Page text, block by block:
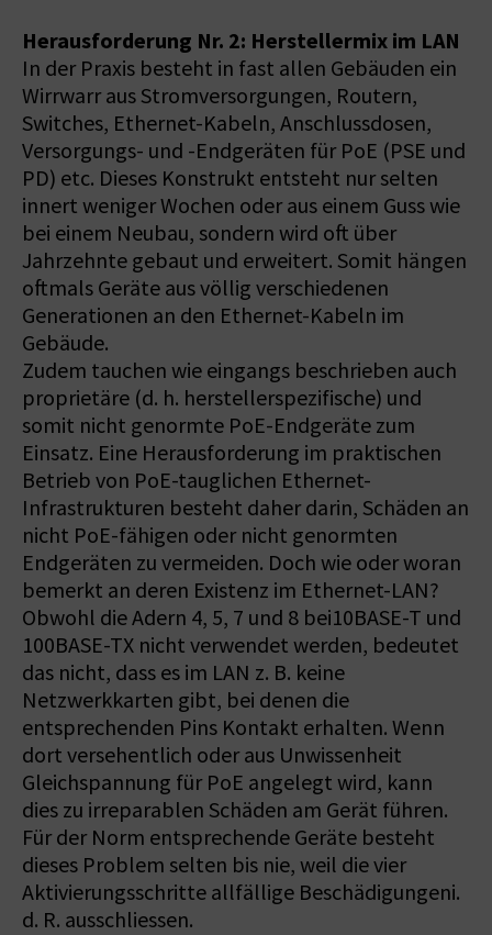
Herausforderung Nr. 2: Herstellermix im LAN
In der Praxis besteht in fast allen Gebäuden ein
Wirrwarr aus Stromversorgungen, Routern,
Switches, Ethernet-Kabeln, Anschlussdosen,
Versorgungs- und -Endgeräten für PoE (PSE und
PD) etc. Dieses Konstrukt entsteht nur selten
innert weniger Wochen oder aus einem Guss wie
bei einem Neubau, sondern wird oft über
Jahrzehnte gebaut und erweitert. Somit hängen
oftmals Geräte aus völlig verschiedenen
Generationen an den Ethernet-Kabeln im
Gebäude.
Zudem tauchen wie eingangs beschrieben auch
proprietäre (d. h. herstellerspezifische) und
somit nicht genormte PoE-Endgeräte zum
Einsatz. Eine Herausforderung im praktischen
Betrieb von PoE-tauglichen Ethernet-
Infrastrukturen besteht daher darin, Schäden an
nicht PoE-fähigen oder nicht genormten
Endgeräten zu vermeiden. Doch wie oder woran
bemerkt an deren Existenz im Ethernet-LAN?
Obwohl die Adern 4, 5, 7 und 8 bei10BASE-T und
100BASE-TX nicht verwendet werden, bedeutet
das nicht, dass es im LAN z. B. keine
Netzwerkkarten gibt, bei denen die
entsprechenden Pins Kontakt erhalten. Wenn
dort versehentlich oder aus Unwissenheit
Gleichspannung für PoE angelegt wird, kann
dies zu irreparablen Schäden am Gerät führen.
Für der Norm entsprechende Geräte besteht
dieses Problem selten bis nie, weil die vier
Aktivierungsschritte allfällige Beschädigungeni.
d. R. ausschliessen.